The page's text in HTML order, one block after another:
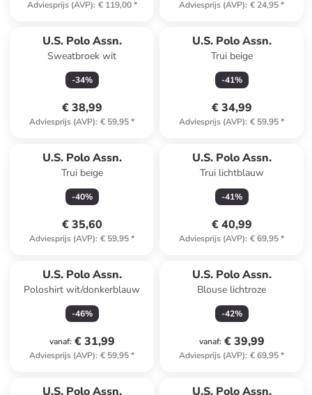
Adviesprijs (AVP): € 119,00* Adviesprijs (AVP): € 24,95*
U.S. Polo Assn.
Sweatbroek wit
-34%
€ 38,99
Adviesprijs (AVP): € 59,95*
U.S. Polo Assn.
Trui beige
-41%
€ 34,99
Adviesprijs (AVP): € 59,95*
U.S. Polo Assn.
Trui beige
-40%
€ 35,60
Adviesprijs (AVP): € 59,95*
U.S. Polo Assn.
Trui lichtblauw
-41%
€ 40,99
Adviesprijs (AVP): € 69,95*
U.S. Polo Assn.
Poloshirt wit/donkerblauw
-46%
vanaf: € 31,99
Adviesprijs (AVP): € 59,95*
U.S. Polo Assn.
Blouse lichtroze
-42%
vanaf: € 39,99
Adviesprijs (AVP): € 69,95*
U.S. Polo Assn. U.S. Polo Assn.